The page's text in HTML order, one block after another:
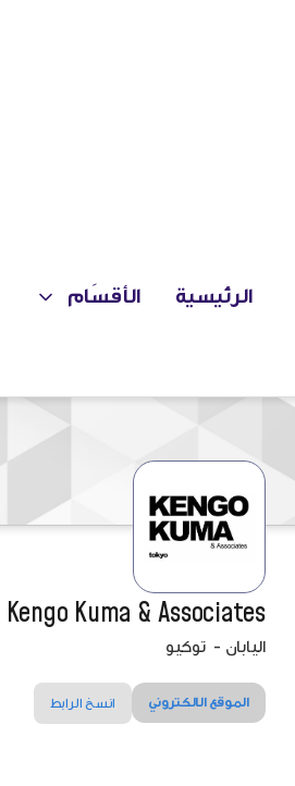
الرئيسية الأقسَام
Kengo Kuma & Associates
اليابان -توكيو
انسخ الرابط الموقع الالكتروني